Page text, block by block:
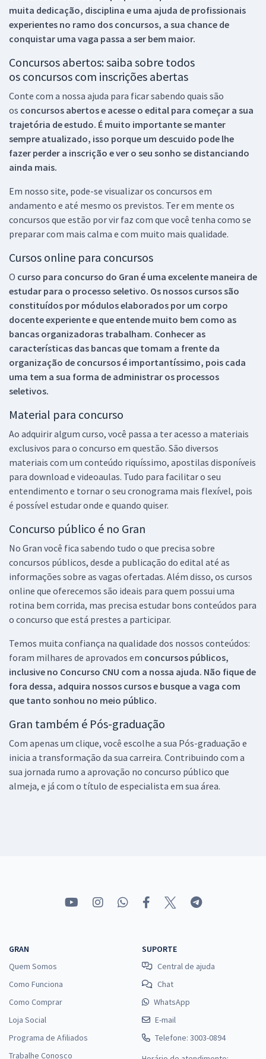
muita dedicação, disciplina e uma ajuda de profissionais
experientes no ramo dos concursos, a sua chance de
conquistar uma vaga passa a ser bem maior.
Concursos abertos: saiba sobre todos
os concursos com inscrições abertas
Conte com a nossa ajuda para ficar sabendo quais são
os concursos abertos e acesse o edital para começar a sua
trajetória de estudo. É muito importante se manter
sempre atualizado, isso porque um descuido pode lhe
fazer perder a inscrição e ver o seu sonho se distanciando
ainda mais.
Em nosso site, pode-se visualizar os concursos em
andamento e até mesmo os previstos. Ter em mente os
concursos que estão por vir faz com que você tenha como se
preparar com mais calma e com muito mais qualidade.
Cursos online para concursos
O curso para concurso do Gran é uma excelente maneira de
estudar para o processo seletivo. Os nossos cursos são
constituídos por módulos elaborados por um corpo
docente experiente e que entende muito bem como as
bancas organizadoras trabalham. Conhecer as
características das bancas que tomam a frente da
organização de concursos é importantíssimo, pois cada
uma tem a sua forma de administrar os processos
seletivos.
Material para concurso
Ao adquirir algum curso, você passa a ter acesso a materiais
exclusivos para o concurso em questão. São diversos
materiais com um conteúdo riquíssimo, apostilas disponíveis
para download e videoaulas. Tudo para facilitar o seu
entendimento e tornar o seu cronograma mais flexível, pois
é possível estudar onde e quando quiser.
Concurso público é no Gran
No Gran você fica sabendo tudo o que precisa sobre
concursos públicos, desde a publicação do edital até as
informações sobre as vagas ofertadas. Além disso, os cursos
online que oferecemos são ideais para quem possui uma
rotina bem corrida, mas precisa estudar bons conteúdos para
o concurso que está prestes a participar.
Temos muita confiança na qualidade dos nossos conteúdos:
foram milhares de aprovados em concursos públicos,
inclusive no Concurso CNU com a nossa ajuda. Não fique de
fora dessa, adquira nossos cursos e busque a vaga com
que tanto sonhou no meio público.
Gran também é Pós-graduação
Com apenas um clique, você escolhe a sua Pós-graduação e
inicia a transformação da sua carreira. Contribuindo com a
sua jornada rumo a aprovação no concurso público que
almeja, e já com o título de especialista em sua área.
GRAN
Quem Somos
Como Funciona
Como Comprar
Loja Social
Programa de Afiliados
Trabalhe Conosco
SUPORTE
Central de ajuda
Chat
WhatsApp
E-mail
Telefone: 3003-0894